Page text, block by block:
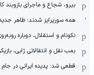
بیرو، شجاع و ماجرای بازوبند
همه سورپرایز شدند؛ ظاهر
نکونام و استقلال، دوباره
بمب نقل و انتقالاتی ژابی،
قطعی شد: پدیده ایرانی در جام